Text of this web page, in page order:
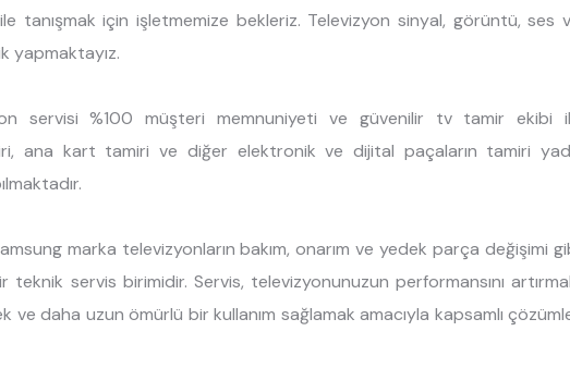
tanışmak için işletmemize bekleriz. Televizyon sinyal, görüntü, ses
yapmaktayız.
servisi %100 müşteri memnuniyeti ve güvenilir tv tamir ekibi
ana kart tamiri ve diğer elektronik ve dijital paçaların tamiri
marka televizyonların bakım, onarım ve yedek parça değişimi
servis birimidir. Servis, televizyonunuzun performansını
ve daha uzun ömürlü bir kullanım sağlamak amacıyla kapsamlı